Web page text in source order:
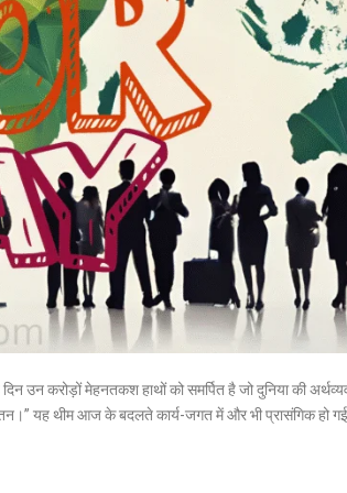
उन करोड़ों मेहनतकश हाथों को समर्पित है जो दुनिया की
यह थीम आज के बदलते कार्य-जगत में और भी प्रासंगिक हो